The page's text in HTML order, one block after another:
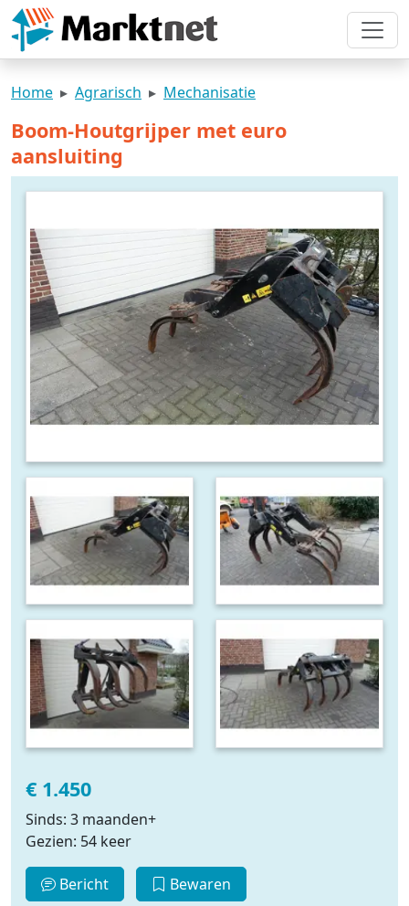
Home Agrarisch Mechanisatie
Boom-Houtgrijper met euro
aansluiting
€ 1.450
Sinds: 3 maanden+
Gezien: 54 keer
Bericht Bewaren